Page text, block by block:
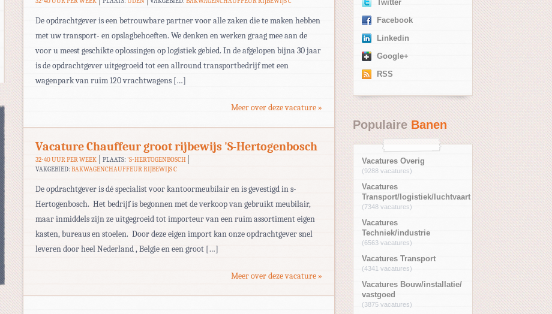
De opdrachtgever is een betrouwbare partner voor alle zaken die te maken hebben
met uw transport- en opslagbehoeften. We denken en werken graag mee aan de
voor u meest geschikte oplossingen op logistiek gebied. In de afgelopen bijna 30 jaar
is de opdrachtgever uitgegroeid tot een allround transportbedrijf met een
wagenpark van ruim 120 vrachtwagens […]
Meer over deze vacature »
Vacature Chauffeur groot rijbewijs 'S-Hertogenbosch
32-40 UUR PER WEEK PLAATS: 'S-HERTOGENBOSCH
VAKGEBIED: BAKWAGENCHAUFFEUR RIJBEWIJS C
De opdrachtgever is dé specialist voor kantoormeubilair en is gevestigd in s-
Hertogenbosch. Het bedrijf is begonnen met de verkoop van gebruikt meubilair,
maar inmiddels zijn ze uitgegroeid tot importeur van een ruim assortiment eigen
kasten, bureaus en stoelen. Door deze eigen import kan onze opdrachtgever snel
leveren door heel Nederland , Belgie en een groot […]
Meer over deze vacature »
Twitter
Facebook
Linkedin
Google+
RSS
PopulaireBanen
Vacatures Overig
(9288 vacatures)
Vacatures
Transport/logistiek/luchtvaart
(7348 vacatures)
Vacatures
Techniek/industrie
(6563 vacatures)
Vacatures Transport
(4341 vacatures)
Vacatures Bouw/installatie/
vastgoed
(3875 vacatures)